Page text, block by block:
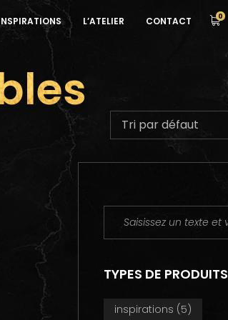
L’ATELIER CONTACT 0
TYPES DE PRODUITS
inspirations (5)